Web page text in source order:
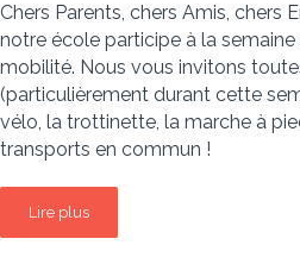
Chers Parents, chers Amis, chers
notre école participe à la
mobilité. Nous vous invitons
(particulièrement durant cette
vélo, la trottinette, la marche à
transports en commun !
Lire plus